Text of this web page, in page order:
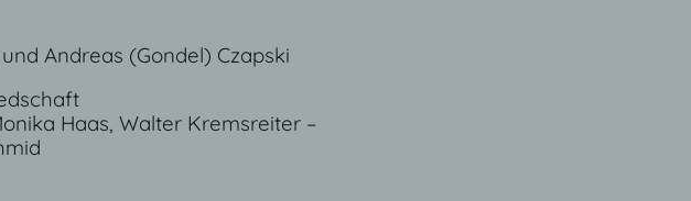
Andreas (Gondel) Czapski
Haas, Walter Kremsreiter –